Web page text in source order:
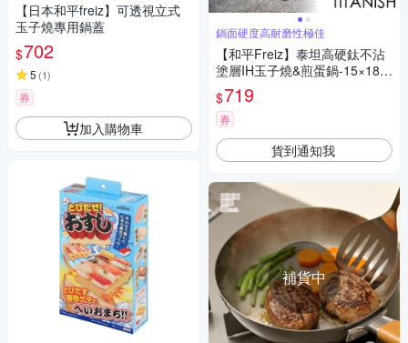
【日本和平freiz】可透視立式
玉子燒專用鍋蓋
$702
5 (1)
券
加入購物車
鍋面硬度高耐磨性極佳
【和平Freiz】泰坦高硬鈦不沾
塗層IH玉子燒&煎蛋鍋-15×18c
m-灰色 (RA-9246)
$719
券
貨到通知我
補貨中